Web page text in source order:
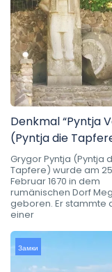
Denkmal “Pyntja
(Pyntja die
Grygor Pyntja (Pyntja
Tapfere) wurde am
Februar 1670 in dem
rumänischen Dorf
geboren. Er stammte
einer
Замки